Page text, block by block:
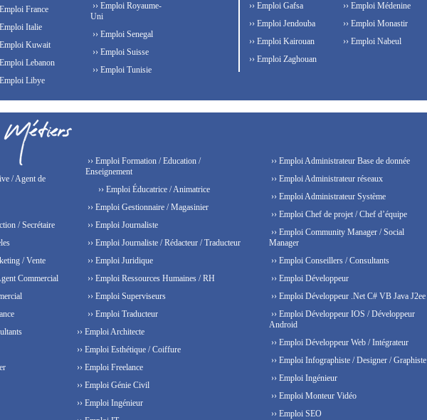
Emploi France
Emploi Italie
Emploi Kuwait
Emploi Lebanon
Emploi Libye
›› Emploi Royaume-
Uni
›› Emploi Senegal
›› Emploi Suisse
›› Emploi Tunisie
›› Emploi Gafsa
›› Emploi Jendouba
›› Emploi Kairouan
›› Emploi Médenine
›› Emploi Monastir
›› Emploi Nabeul
›› Emploi Zaghouan
/ Agent de
/ Secrétaire
/ Vente
Commercial
›› Emploi Formation / Education /
Enseignement
›› Emploi Éducatrice / Animatrice
›› Emploi Gestionnaire / Magasinier
›› Emploi Journaliste
›› Emploi Journaliste / Rédacteur / Traducteur
›› Emploi Juridique
›› Emploi Ressources Humaines / RH
›› Emploi Superviseurs
›› Emploi Traducteur
›› Emploi Architecte
›› Emploi Esthétique / Coiffure
›› Emploi Freelance
›› Emploi Génie Civil
›› Emploi Ingénieur
›› Emploi Administrateur Base de donnée
›› Emploi Administrateur réseaux
›› Emploi Administrateur Système
›› Emploi Chef de projet / Chef d’équipe
›› Emploi Community Manager / Social
Manager
›› Emploi Conseillers / Consultants
›› Emploi Développeur
›› Emploi Développeur .Net C# VB Java J2ee
›› Emploi Développeur IOS / Développeur
Android
›› Emploi Développeur Web / Intégrateur
›› Emploi Infographiste / Designer / Graphiste
›› Emploi Ingénieur
›› Emploi Monteur Vidéo
›› Emploi SEO